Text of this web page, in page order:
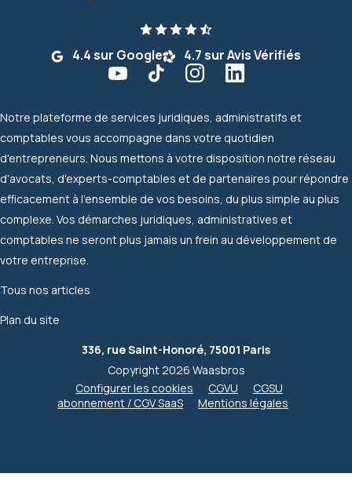
4.4 sur Google 4.7 sur Avis Vérifiés
Notre plateforme de services juridiques, administratifs et
comptables vous accompagne dans votre quotidien
d'entrepreneurs. Nous mettons à votre disposition notre réseau
d'avocats, d'experts-comptables et de partenaires pour répondre
efficacement à l'ensemble de vos besoins, du plus simple au plus
complexe. Vos démarches juridiques, administratives et
comptables ne seront plus jamais un frein au développement de
votre entreprise.
Tous nos articles
Plan du site
336, rue Saint-Honoré, 75001 Paris
Copyright 2026 Waasbros
Configurer les cookies
CGVU
CGSU
abonnement / CGV SaaS
Mentions légales